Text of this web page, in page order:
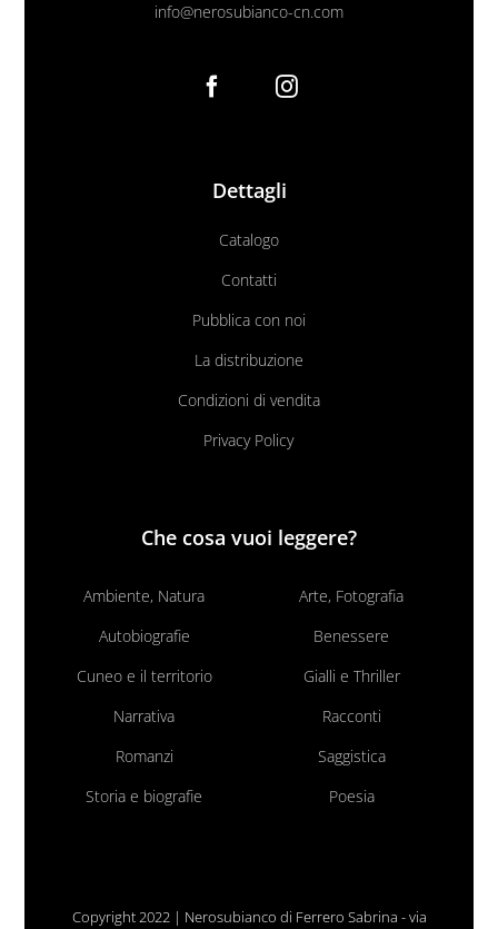
info@nerosubianco-cn.com
Dettagli
Catalogo
Contatti
Pubblica con noi
La distribuzione
Condizioni di vendita
Privacy Policy
Che cosa vuoi leggere?
Ambiente, Natura
Arte, Fotografia
Autobiografie
Benessere
Cuneo e il territorio
Gialli e Thriller
Narrativa
Racconti
Romanzi
Saggistica
Storia e biografie
Poesia
Copyright 2022 | Nerosubianco di Ferrero Sabrina - via